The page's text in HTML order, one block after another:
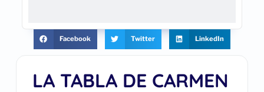
LA TABLA DE CARMEN
Facebook Twitter LinkedIn